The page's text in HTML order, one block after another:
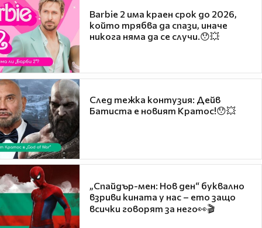
Barbie 2 има краен срок до 2026,
който трябва да спази, иначе
никога няма да се случи.😯💥
След тежка контузия: Дейв
Батиста е новият Кратос!😯💥
„Спайдър-мен: Нов ден“ буквално
взриви кината у нас – ето защо
всички говорят за него👀🎬